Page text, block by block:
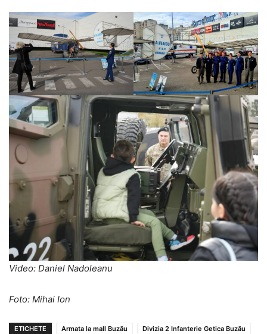
Video: Daniel Nadoleanu
Foto: Mihai Ion
ETICHETE Armata la mall Buzău Divizia 2 Infanterie Getica Buzău